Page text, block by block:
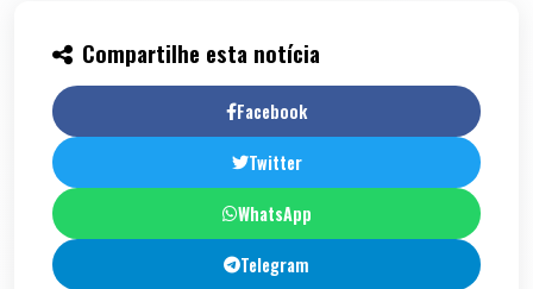
Compartilhe esta notícia
Facebook
Twitter
WhatsApp
Telegram